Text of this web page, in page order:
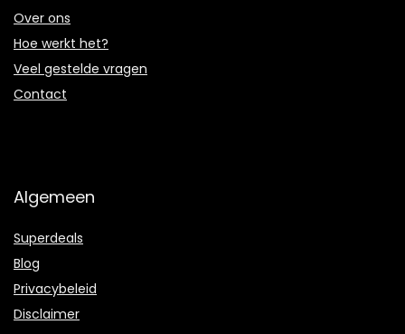
Over ons
Hoe werkt het?
Veel gestelde vragen
Contact
Algemeen
Superdeals
Blog
Privacybeleid
Disclaimer